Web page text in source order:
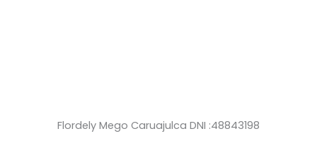
Flordely Mego Caruajulca DNI :48843198